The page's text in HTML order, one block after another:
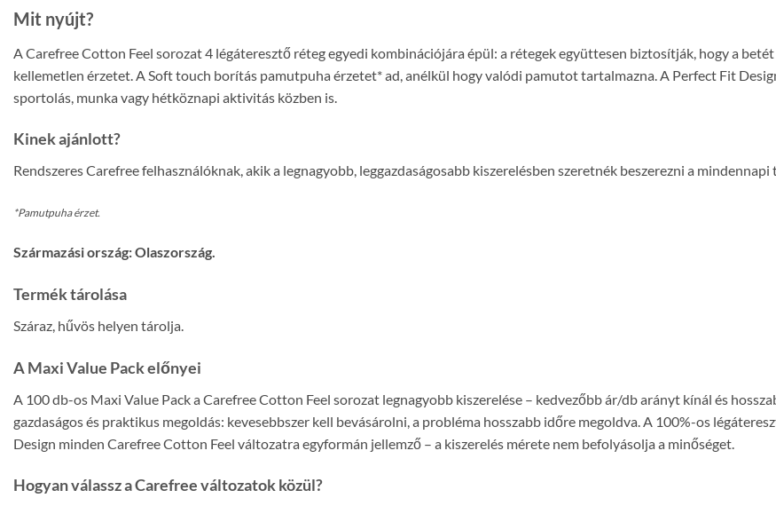
Mit nyújt?
A Carefree Cotton Feel sorozat 4 légáteresztő réteg egyedi kombinációjára épül: a rétegek együttesen biztosítják, hogy a
kellemetlen érzetet. A Soft touch borítás pamutpuha érzetet* ad, anélkül hogy valódi pamutot tartalmazna. A Perfect Fit
sportolás, munka vagy hétköznapi aktivitás közben is.
Kinek ajánlott?
Rendszeres Carefree felhasználóknak, akik a legnagyobb, leggazdaságosabb kiszerelésben szeretnék beszerezni a
*Pamutpuha érzet.
Származási ország: Olaszország.
Termék tárolása
Száraz, hűvös helyen tárolja.
A Maxi Value Pack előnyei
A 100 db-os Maxi Value Pack a Carefree Cotton Feel sorozat legnagyobb kiszerelése – kedvezőbb ár/db arányt kínál és
gazdaságos és praktikus megoldás: kevesebbszer kell bevásárolni, a probléma hosszabb időre megoldva. A 100%-os
Design minden Carefree Cotton Feel változatra egyformán jellemző – a kiszerelés mérete nem befolyásolja a minőséget.
Hogyan válassz a Carefree változatok közül?